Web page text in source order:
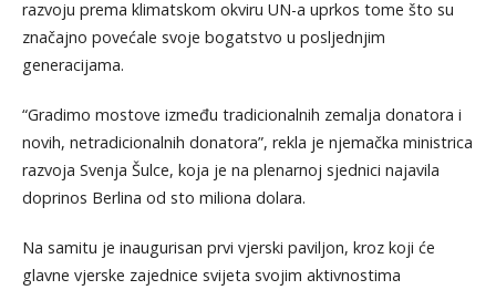
razvoju prema klimatskom okviru UN-a uprkos tome što su
značajno povećale svoje bogatstvo u posljednjim
generacijama.
“Gradimo mostove između tradicionalnih zemalja donatora i
novih, netradicionalnih donatora”, rekla je njemačka ministrica
razvoja Svenja Šulce, koja je na plenarnoj sjednici najavila
doprinos Berlina od sto miliona dolara.
Na samitu je inaugurisan prvi vjerski paviljon, kroz koji će
glavne vjerske zajednice svijeta svojim aktivnostima